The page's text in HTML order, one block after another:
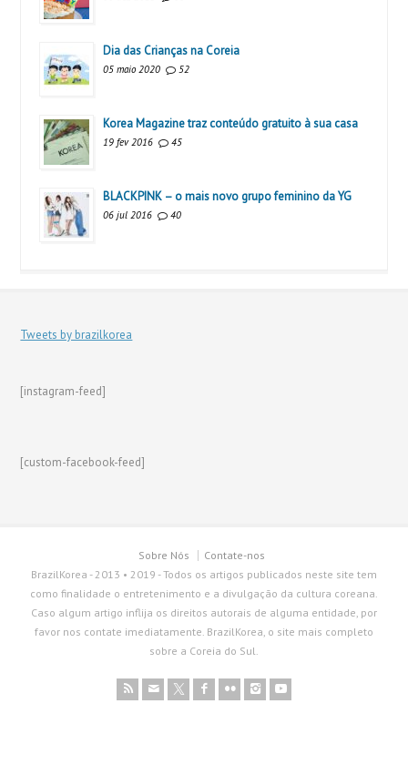
Dia das Crianças na Coreia
05 maio 2020 52
Korea Magazine traz conteúdo gratuito à sua casa
19 fev 2016 45
BLACKPINK – o mais novo grupo feminino da YG
06 jul 2016 40
Tweets by brazilkorea
[instagram-feed]
[custom-facebook-feed]
Sobre Nós
Contate-nos
BrazilKorea - 2013 • 2019 - Todos os artigos publicados neste site tem
como finalidade o entretenimento e a divulgação da cultura coreana.
Caso algum artigo inflija os direitos autorais de alguma entidade, por
favor nos contate imediatamente. BrazilKorea, o site mais completo
sobre a Coreia do Sul.